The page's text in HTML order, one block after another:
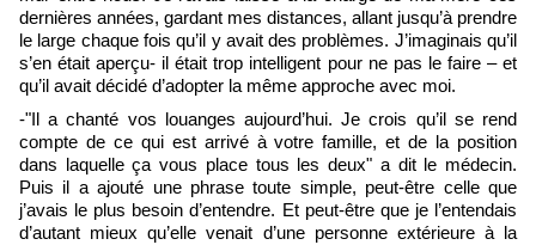
dernières années, gardant mes distances, allant jusqu’à prendre
le large chaque fois qu’il y avait des problèmes. J’imaginais qu’il
s’en était aperçu- il était trop intelligent pour ne pas le faire – et
qu’il avait décidé d’adopter la même approche avec moi.
-"Il a chanté vos louanges aujourd’hui. Je crois qu’il se rend
compte de ce qui est arrivé à votre famille, et de la position
dans laquelle ça vous place tous les deux" a dit le médecin.
Puis il a ajouté une phrase toute simple, peut-être celle que
j’avais le plus besoin d’entendre. Et peut-être que je l’entendais
d’autant mieux qu’elle venait d’une personne extérieure à la